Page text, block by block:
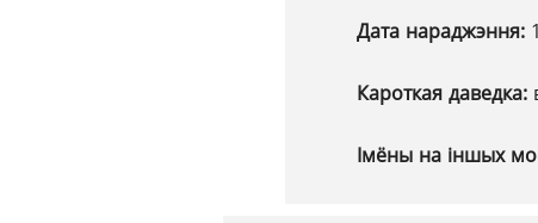
Дата нараджэння:
Кароткая даведка:
Імёны на іншых